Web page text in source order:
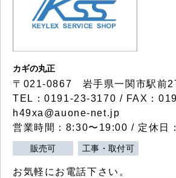
カギの丸正
〒021-0867 岩手県一関市駅前
TEL：0191-23-3170 / FAX：
h49xa@auone-net.jp
営業時間：8:30〜19:00 / 定休日
販売可 工事・取付可
お気軽にお電話下さい。